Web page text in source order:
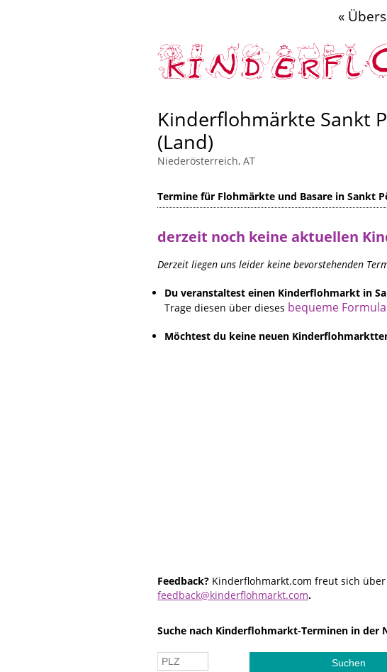
«
Kinderflohmärkte Sankt
(Land)
Niederösterreich, AT
Termine für Flohmärkte und Basare in Sankt
derzeit noch keine aktuellen
Derzeit liegen uns leider keine bevorstehenden
Du veranstaltest einen Kinderflohmarkt in
Trage diesen über dieses bequeme
Möchtest du keine neuen
Feedback? Kinderflohmarkt.com freut sich
feedback@kinderflohmarkt.com.
Suche nach Kinderflohmarkt-Terminen in der